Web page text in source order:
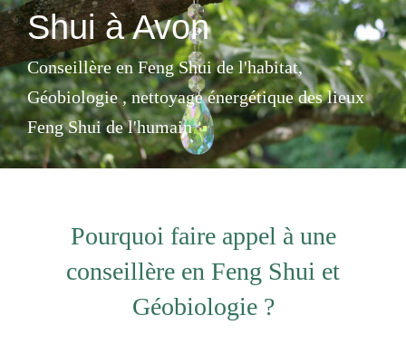
Shui à Avon
Conseillère en Feng Shui de l'habitat,
Géobiologie , nettoyage énergétique des lieux
Feng Shui de l'humain
Pourquoi faire appel à une
conseillère en Feng Shui et
Géobiologie ?